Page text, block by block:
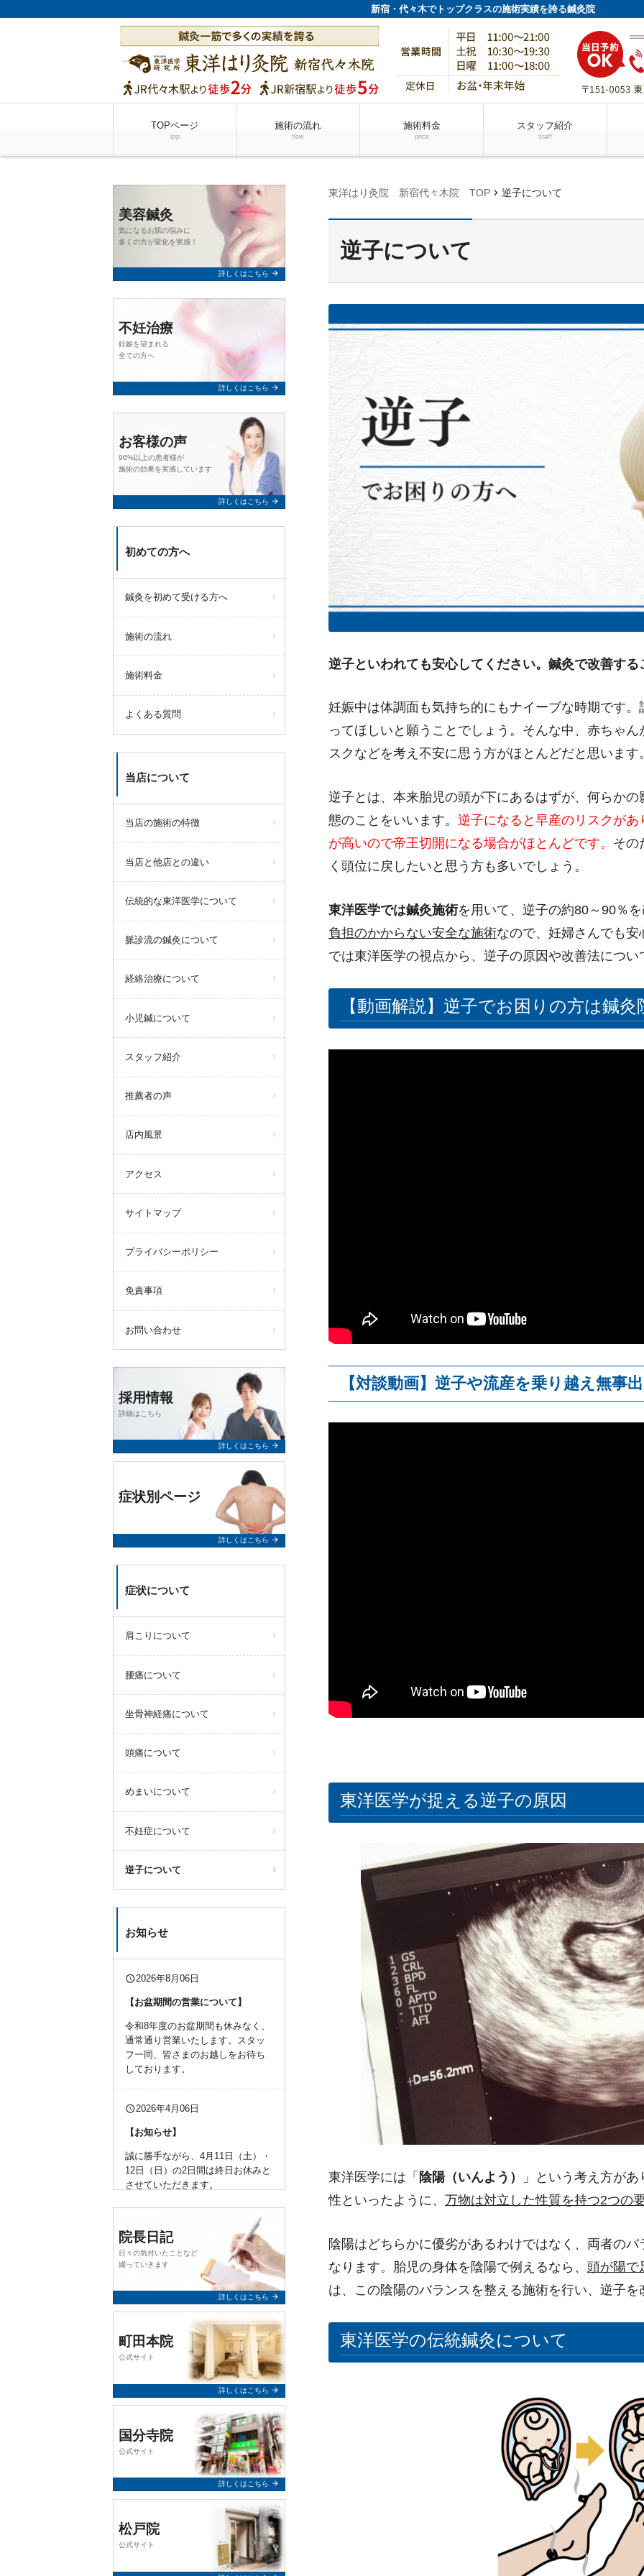
新宿・代々木でトップクラスの施術実績を誇る鍼灸院
TOPページ
top
施術の流れ
flow
施術料金
price
スタッフ紹介
staff
東洋はり灸院 新宿代々木院 TOP chevron_right 逆子について
逆子について
逆子といわれても安心してください。鍼灸で改善する
妊娠中は体調面も気持ち的にもナイーブな時期です
ってほしいと願うことでしょう。そんな中、赤ちゃん
スクなどを考え不安に思う方がほとんどだと思います
逆子とは、本来胎児の頭が下にあるはずが、何らか
態のことをいいます。 逆子になると早産のリスクが
が高いので帝王切開になる場合がほとんどです。 その
く頭位に戻したいと思う方も多いでしょう。
東洋医学では鍼灸施術を用いて、逆子の約80～ 90％
負担のかからない安全な施術なので、妊婦さんでも
では東洋医学の視点から、逆子の原因や改善法につい
【動画解説】逆子でお困りの方は鍼灸
【対談動画】逆子や流産を乗り越え無事
東洋医学が捉える逆子の原因
東洋医学には「 陰陽（いんよう）
」という考え方が
性といったように、 万物は対立した性質を持つ2つの
陰陽はどちらかに優劣があるわけではなく、両者の
なります。胎児の身体を陰陽で例えるなら、 頭が陽で
は、この陰陽のバランスを整える施術を行い、逆子
東洋医学の伝統鍼灸について
美容鍼灸
気になるお肌の悩みに
多くの方が変化を実感！
詳しくはこちら arrow_forward
不妊治療
妊娠を望まれる
全ての方へ
詳しくはこちら arrow_forward
お客様の声
96%以上の患者様が
施術の効果を実感しています
詳しくはこちら arrow_forward
初めての方へ
鍼灸を初めて受ける方へ
施術の流れ
施術料金
よくある質問
当店について
当店の施術の特徴
当店と他店との違い
伝統的な東洋医学について
脈診流の鍼灸について
経絡治療について
小児鍼について
スタッフ紹介
推薦者の声
店内風景
アクセス
サイトマップ
プライバシーポリシー
免責事項
お問い合わせ
採用情報
詳細はこちら
詳しくはこちら arrow_forward
症状別ページ
詳しくはこちら arrow_forward
症状について
肩こりについて
腰痛について
坐骨神経痛について
頭痛について
めまいについて
不妊症について
逆子について
お知らせ
query_builder2026年8月06日
【お盆期間の営業について】
令和8年度のお盆期間も休みなく、
通常通り営業いたします。スタッ
フ一同、皆さまのお越しをお待ち
しております。
query_builder2026年4月06日
【お知らせ】
誠に勝手ながら、4月11日（土）・
12日（日）の2日間は終日お休みと
させていただきます。
何卒、よろしくお願い申し上げま
query_builder2026年2月24日
誠に勝手ながら、令和8年3月7日
（土）は終日お休みとさせていた
だきます。
何卒、よろしくお願い申し上げま
2025年12月10日
【年末年始 休業のお知らせ】
令和7年12月31日（水）～ 令和8年
1月5日（月）まで終日休業とさせ
ていただきます。 年始は1月6日
（火）より通常通り営業いたしま
す。
何卒、よろしくお願い申し上げま
院長日記
日々の気付いたことなど
綴っていきます
詳しくはこちら arrow_forward
町田本院
公式サイト
詳しくはこちら arrow_forward
国分寺院
公式サイト
詳しくはこちら arrow_forward
松戸院
公式サイト